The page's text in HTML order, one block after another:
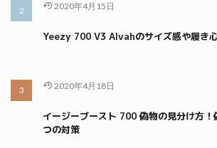
2020年4月15日
Yeezy 700 V3 Alvahのサイズ感や履き心
2020年4月18日
イージーブースト 700 偽物の見分け方！
つの対策